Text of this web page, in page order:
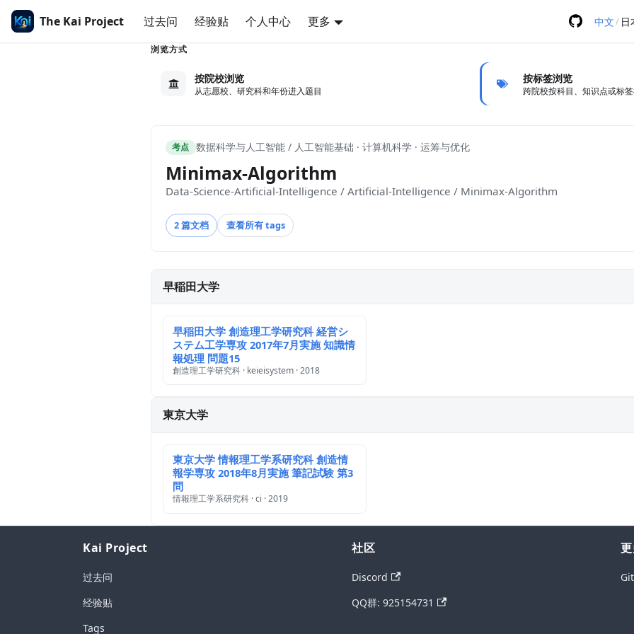
The Kai Project 过去问 经验贴 个人中心 更多 中文/ 日
浏览方式
按院校浏览
从志愿校、研究科和年份进入题目
按标签浏览
跨院校按科目、知识点或标
考点 数据科学与人工智能 / 人工智能基础 · 计算机科学 · 运筹与优化
Minimax-Algorithm
Data-Science-Artificial-Intelligence / Artificial-Intelligence / Minimax-Algorithm
2 篇文档 查看所有 tags
早稲田大学
早稲田大学 創造理工学研究科 経営シ
ステム工学専攻 2017年7月実施 知識情
報処理 問題15
創造理工学研究科 · keieisystem · 2018
東京大学
東京大学 情報理工学系研究科 創造情
報学専攻 2018年8月実施 筆記試験 第3
問
情報理工学系研究科 · ci · 2019
Kai Project
过去问
经验贴
Tags
社区
Discord
QQ群: 925154731